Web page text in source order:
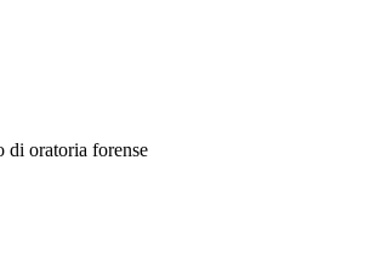
di oratoria forense